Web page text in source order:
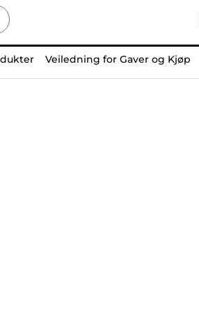
Veiledning for Gaver og Kjøp